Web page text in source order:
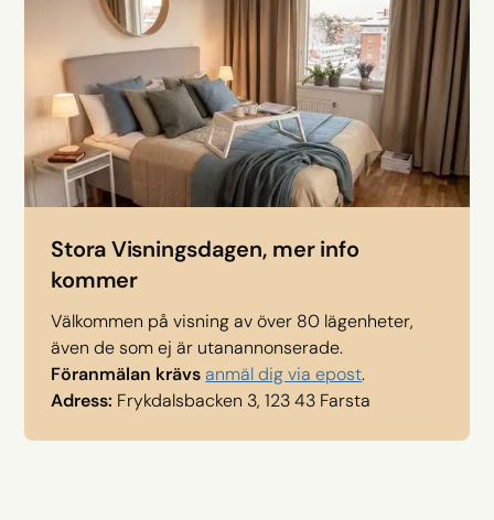
Stora Visningsdagen, mer info
kommer
Välkommen på visning av över 80 lägenheter,
även de som ej är utanannonserade.
Föranmälan krävs anmäl dig via epost.
Adress: Frykdalsbacken 3, 123 43 Farsta